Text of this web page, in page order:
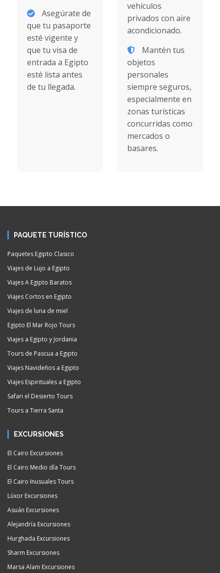
Asegúrate de
que tu pasaporte
esté vigente y
que tu visa de
entrada a Egipto
esté lista antes
de tu llegada.
vehículos
privados con aire
acondicionado.
Mantén tus
objetos
personales
siempre seguros,
especialmente en
zonas turísticas
concurridas como
mercados o
basares.
PAQUETE TURÍSTICO
Paquetes Egipto Clasico
Viajes de Lujo a Egipto
Viajes A Egipto Baratos
Viajes Cortos en Egipto
Viajes de luna de miel
Egipto El Mar Rojo Tours
Viajes a Egipto y Jordania
Tours de Pascua a Egipto
Viajes Navideños a Egipto
Viajes Espirituales a Egipto
Safari el Desierto Tours
Tours a Tierra Santa
EXCURSIONES
El Cairo Excursiones
El Cairo Medio día Tours
El Cairo Inusuales Tours
Lúxor Excursiones
Asuán Excursiones
Alejandría Excursiones
Hurghada Excursiones
Sharm Excursiones
Marsa Alam Excursiones